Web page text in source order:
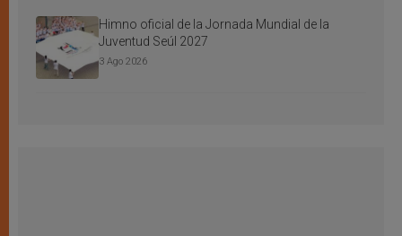
Himno oficial de la Jornada Mundial de la
Juventud Seúl 2027
3 Ago 2026